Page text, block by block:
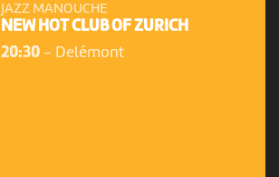
JAZZ MANOUCHE
NEW HOT CLUB OF ZURICH
20:30- Delémont